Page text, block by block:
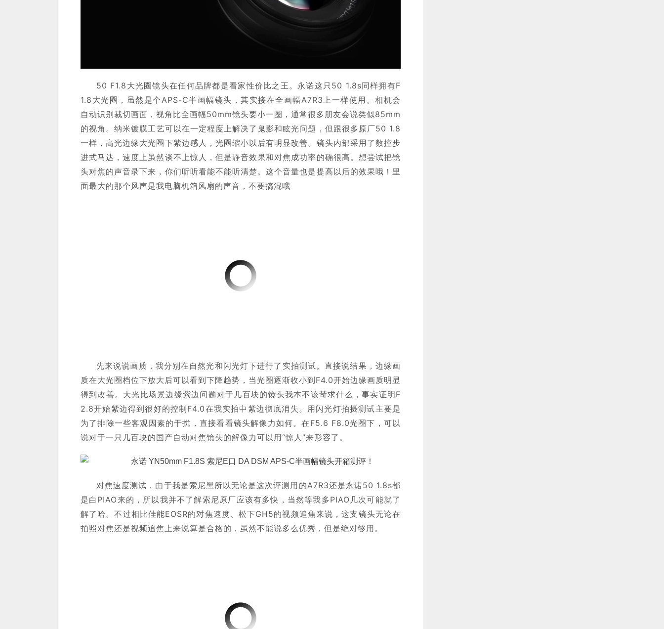
50 F1.8大光圈镜头在任何品牌都是看家性价比之王。永诺这只50 1.8s同样拥有F
1.8大光圈，虽然是个APS-C半画幅镜头，其实接在全画幅A7R3上一样使用。相机会
自动识别裁切画面，视角比全画幅50mm镜头要小一圈，通常很多朋友会说类似85mm
的视角。纳米镀膜工艺可以在一定程度上解决了鬼影和眩光问题，但跟很多原厂50 1.8
一样，高光边缘大光圈下紫边感人，光圈缩小以后有明显改善。镜头内部采用了数控步
进式马达，速度上虽然谈不上惊人，但是静音效果和对焦成功率的确很高。想尝试把镜
头对焦的声音录下来，你们听听看能不能听清楚。这个音量也是提高以后的效果哦！里
面最大的那个风声是我电脑机箱风扇的声音，不要搞混哦
先来说说画质，我分别在自然光和闪光灯下进行了实拍测试。直接说结果，边缘画
质在大光圈档位下放大后可以看到下降趋势，当光圈逐渐收小到F4.0开始边缘画质明显
得到改善。大光比场景边缘紫边问题对于几百块的镜头我本不该苛求什么，事实证明F
2.8开始紫边得到很好的控制F4.0在我实拍中紫边彻底消失。用闪光灯拍摄测试主要是
为了排除一些客观因素的干扰，直接看看镜头解像力如何。在F5.6 F8.0光圈下，可以
说对于一只几百块的国产自动对焦镜头的解像力可以用“惊人”来形容了。
对焦速度测试，由于我是索尼黑所以无论是这次评测用的A7R3还是永诺50 1.8s都
是白PIAO来的，所以我并不了解索尼原厂应该有多快，当然等我多PIAO几次可能就了
解了哈。不过相比佳能EOSR的对焦速度、松下GH5的视频追焦来说，这支镜头无论在
拍照对焦还是视频追焦上来说算是合格的，虽然不能说多么优秀，但是绝对够用。